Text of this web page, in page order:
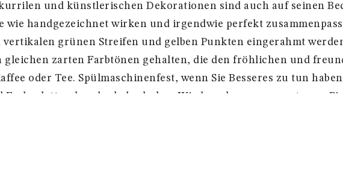
und künstlerischen Dekorationen sind auch auf seinen
wie handgezeichnet wirken und irgendwie perfekt
grünen Streifen und gelben Punkten eingerahmt
zarten Farbtönen gehalten, die den fröhlichen und
oder Tee. Spülmaschinenfest, wenn Sie Besseres zu tun
aber dank des hohen Wiedererkennungswerts von